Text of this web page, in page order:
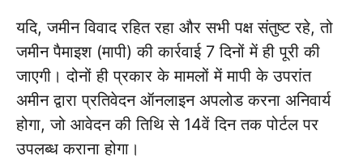
यदि, जमीन विवाद रहित रहा और सभी पक्ष संतुष्ट रहे, तो
जमीन पैमाइश (मापी) की कार्रवाई 7 दिनों में ही पूरी की
जाएगी। दोनों ही प्रकार के मामलों में मापी के उपरांत
अमीन द्वारा प्रतिवेदन ऑनलाइन अपलोड करना अनिवार्य
होगा, जो आवेदन की तिथि से 14वें दिन तक पोर्टल पर
उपलब्ध कराना होगा।